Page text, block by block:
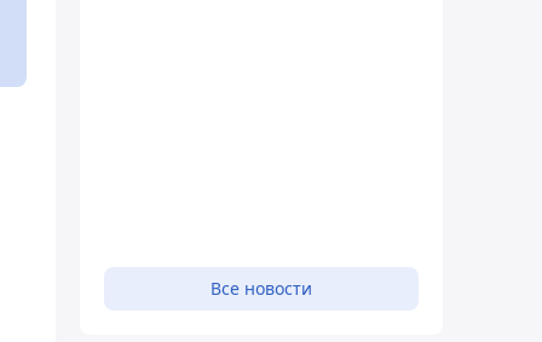
Все новости